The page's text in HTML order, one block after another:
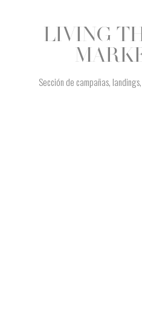
LIVING
Sección de campañas,